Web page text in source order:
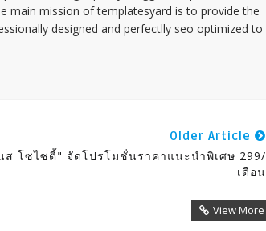
main mission of templatesyard is to provide the
designed and perfectlly seo optimized to
Older Article
ส โซไซตี้" จัดโปรโมชั่นราคาแนะนำพิเศษ 299/
เดือน
View More